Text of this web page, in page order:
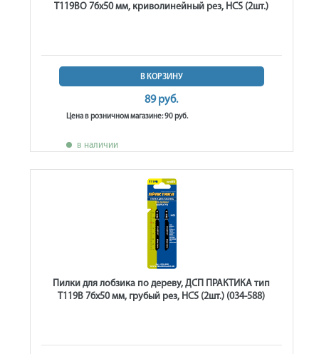
T119BO 76х50 мм, криволинейный рез, HCS (2шт.)
В КОРЗИНУ
89 руб.
Цена в розничном магазине: 90 руб.
в наличии
Пилки для лобзика по дереву, ДСП ПРАКТИКА тип
T119B 76х50 мм, грубый рез, HCS (2шт.) (034-588)